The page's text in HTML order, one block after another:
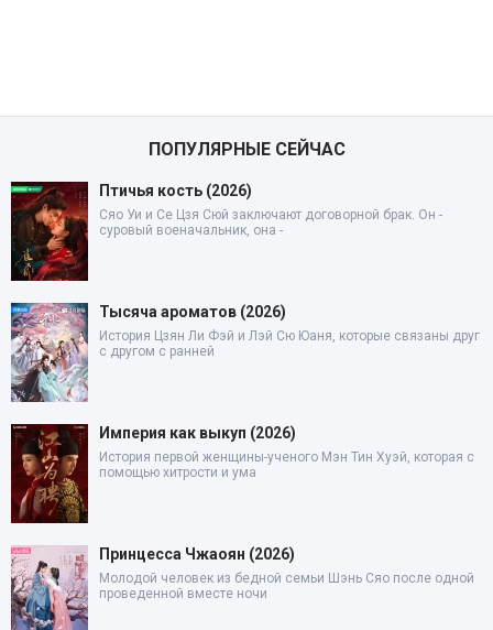
ПОПУЛЯРНЫЕ СЕЙЧАС
Птичья кость (2026)
Сяо Уи и Се Цзя Сюй заключают договорной брак. Он -
суровый военачальник, она -
Тысяча ароматов (2026)
История Цзян Ли Фэй и Лэй Сю Юаня, которые связаны друг
с другом с ранней
Империя как выкуп (2026)
История первой женщины-ученого Мэн Тин Хуэй, которая с
помощью хитрости и ума
Принцесса Чжаоян (2026)
Молодой человек из бедной семьи Шэнь Сяо после одной
проведенной вместе ночи